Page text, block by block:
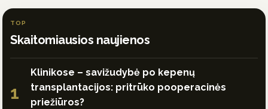
TOP
Skaitomiausios naujienos
1
Klinikose – savižudybė po kepenų
transplantacijos: pritrūko pooperacinės
priežiūros?